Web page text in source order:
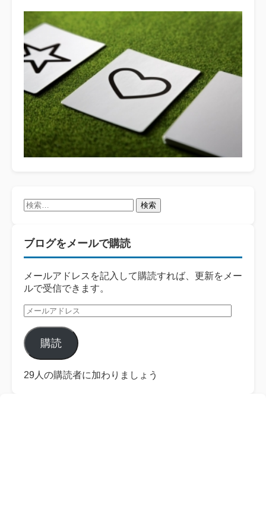
検
ブログをメールで購読
メールアドレスを記入して購読すれば、更新をメー
ルで受信できます。
メ
ル
ア
ド
レ
購読
29人の購読者に加わりましょう